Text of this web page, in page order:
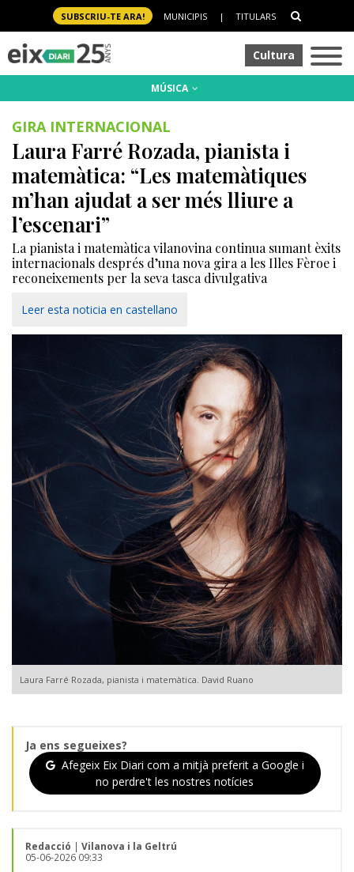
SUBSCRIU-TE ARA! MUNICIPIS | TITULARS
Cultura
MÚSICA
GIRA INTERNACIONAL
Laura Farré Rozada, pianista i
matemàtica: “Les matemàtiques
m’han ajudat a ser més lliure a
l’escenari”
La pianista i matemàtica vilanovina continua sumant èxits
internacionals després d’una nova gira a les Illes Fèroe i
reconeixements per la seva tasca divulgativa
Leer esta noticia en castellano
Laura Farré Rozada, pianista i matemàtica. David Ruano
Ja ens segueixes?
Afegeix Eix Diari com a mitjà preferit a Google i
no perdre't les nostres notícies
Redacció | Vilanova i la Geltrú
05-06-2026 09:33